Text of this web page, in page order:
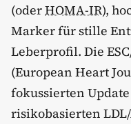
(oderHOMA-IR),
Marker für stille
Leberprofil. Die
(European Heart
fokussierten
risikobasierten